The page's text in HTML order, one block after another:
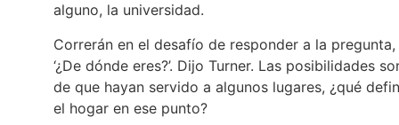
alguno, la universidad.
Correrán en el desafío de responder a la pregunta,
‘¿De dónde eres?’. Dijo Turner. Las posibilidades
de que hayan servido a algunos lugares, ¿qué
el hogar en ese punto?